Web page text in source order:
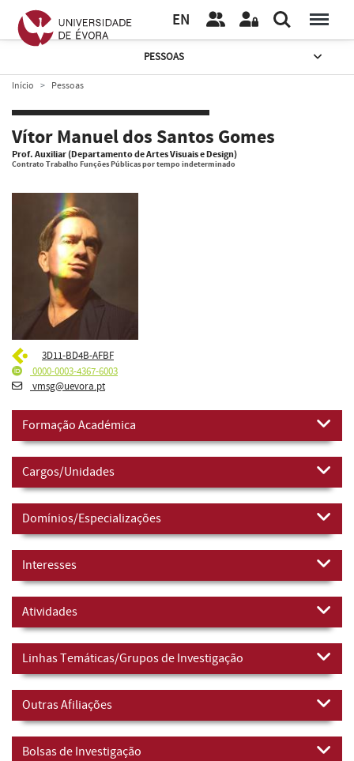
EN
PESSOAS
Início Pessoas
Vítor Manuel dos Santos Gomes
Prof. Auxiliar (Departamento de Artes Visuais e Design)
Contrato Trabalho Funções Públicas por tempo indeterminado
3D11-BD4B-AFBF
0000-0003-4367-6003
vmsg@uevora.pt
Formação Académica
Cargos/Unidades
Domínios/Especializações
Interesses
Atividades
Linhas Temáticas/Grupos de Investigação
Outras Afiliações
Bolsas de Investigação